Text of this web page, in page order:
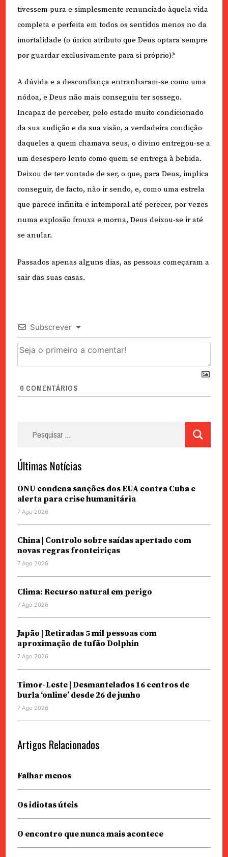
tivessem pura e simplesmente renunciado àquela vida
completa e perfeita em todos os sentidos menos no da
imortalidade (o único atributo que Deus optara sempre
por guardar exclusivamente para si próprio)?
A dúvida e a desconfiança entranharam-se como uma
nódoa, e Deus não mais conseguiu ter sossego.
Incapaz de perceber, pelo estado muito condicionado
da sua audição e da sua visão, a verdadeira condição
daqueles a quem chamava seus, o divino entregou-se a
um desespero lento como quem se entrega à bebida.
Deixou de ter vontade de ser, o que, para Deus, implica
conseguir, de facto, não ir sendo, e, como uma estrela
que parece infinita e intemporal até perecer, por vezes
numa explosão frouxa e morna, Deus deixou-se ir até
se anular.
Passados apenas alguns dias, as pessoas começaram a
sair das suas casas.
Subscrever
0 COMENTÁRIOS
Últimas Notícias
ONU condena sanções dos EUA contra Cuba e
alerta para crise humanitária
7 Ago 2026
China | Controlo sobre saídas apertado com
novas regras fronteiriças
7 Ago 2026
Clima: Recurso natural em perigo
7 Ago 2026
Japão | Retiradas 5 mil pessoas com
aproximação de tufão Dolphin
7 Ago 2026
Timor-Leste | Desmantelados 16 centros de
burla ‘online’ desde 26 de junho
7 Ago 2026
Artigos Relacionados
Falhar menos
Os idiotas úteis
O encontro que nunca mais acontece